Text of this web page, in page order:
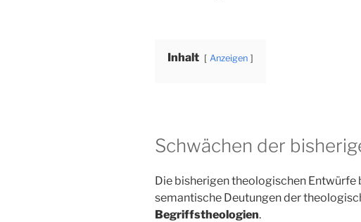
Inhalt Anzeigen
Schwächen der
Die bisherigen theologischen
semantische Deutungen der
Begriffstheologien.